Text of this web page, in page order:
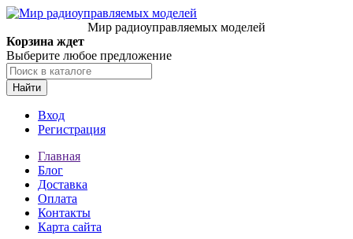
Мир радиоуправляемых моделей
Корзина ждет
Выберите любое предложение
Найти
Вход
Регистрация
Главная
Блог
Доставка
Оплата
Контакты
Карта сайта